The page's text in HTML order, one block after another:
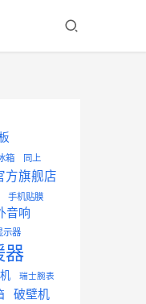
箱
同上
方旗舰店
手机贴膜
音响
示器
器
瑞士腕表
破壁机